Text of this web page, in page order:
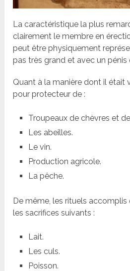
La caractéristique la plus
clairement le membre en
peut être physiquement
pas très grand et avec un pénis
Quant à la manière dont il était
pour protecteur de :
Troupeaux de chèvres et
Les abeilles.
Le vin.
Production agricole.
La pêche.
De même, les rituels accomplis
les sacrifices suivants :
Lait.
Les culs.
Poisson.